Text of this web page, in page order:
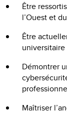
Être
l’Ouest et
Être
Démontrer
Maîtriser